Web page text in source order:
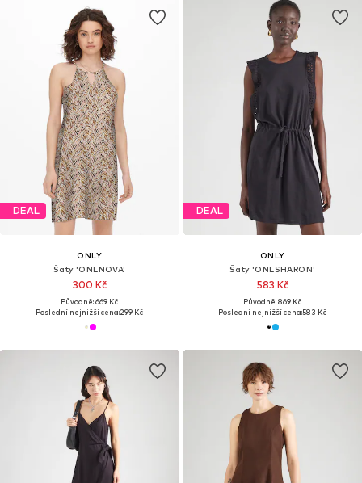
DEAL
ONLY
Šaty 'ONLNOVA'
300 Kč
Původně: 669 Kč
Poslední nejnižší cena:299 Kč
DEAL
ONLY
Šaty 'ONLSHARON'
583 Kč
Původně: 869 Kč
Poslední nejnižší cena:583 Kč